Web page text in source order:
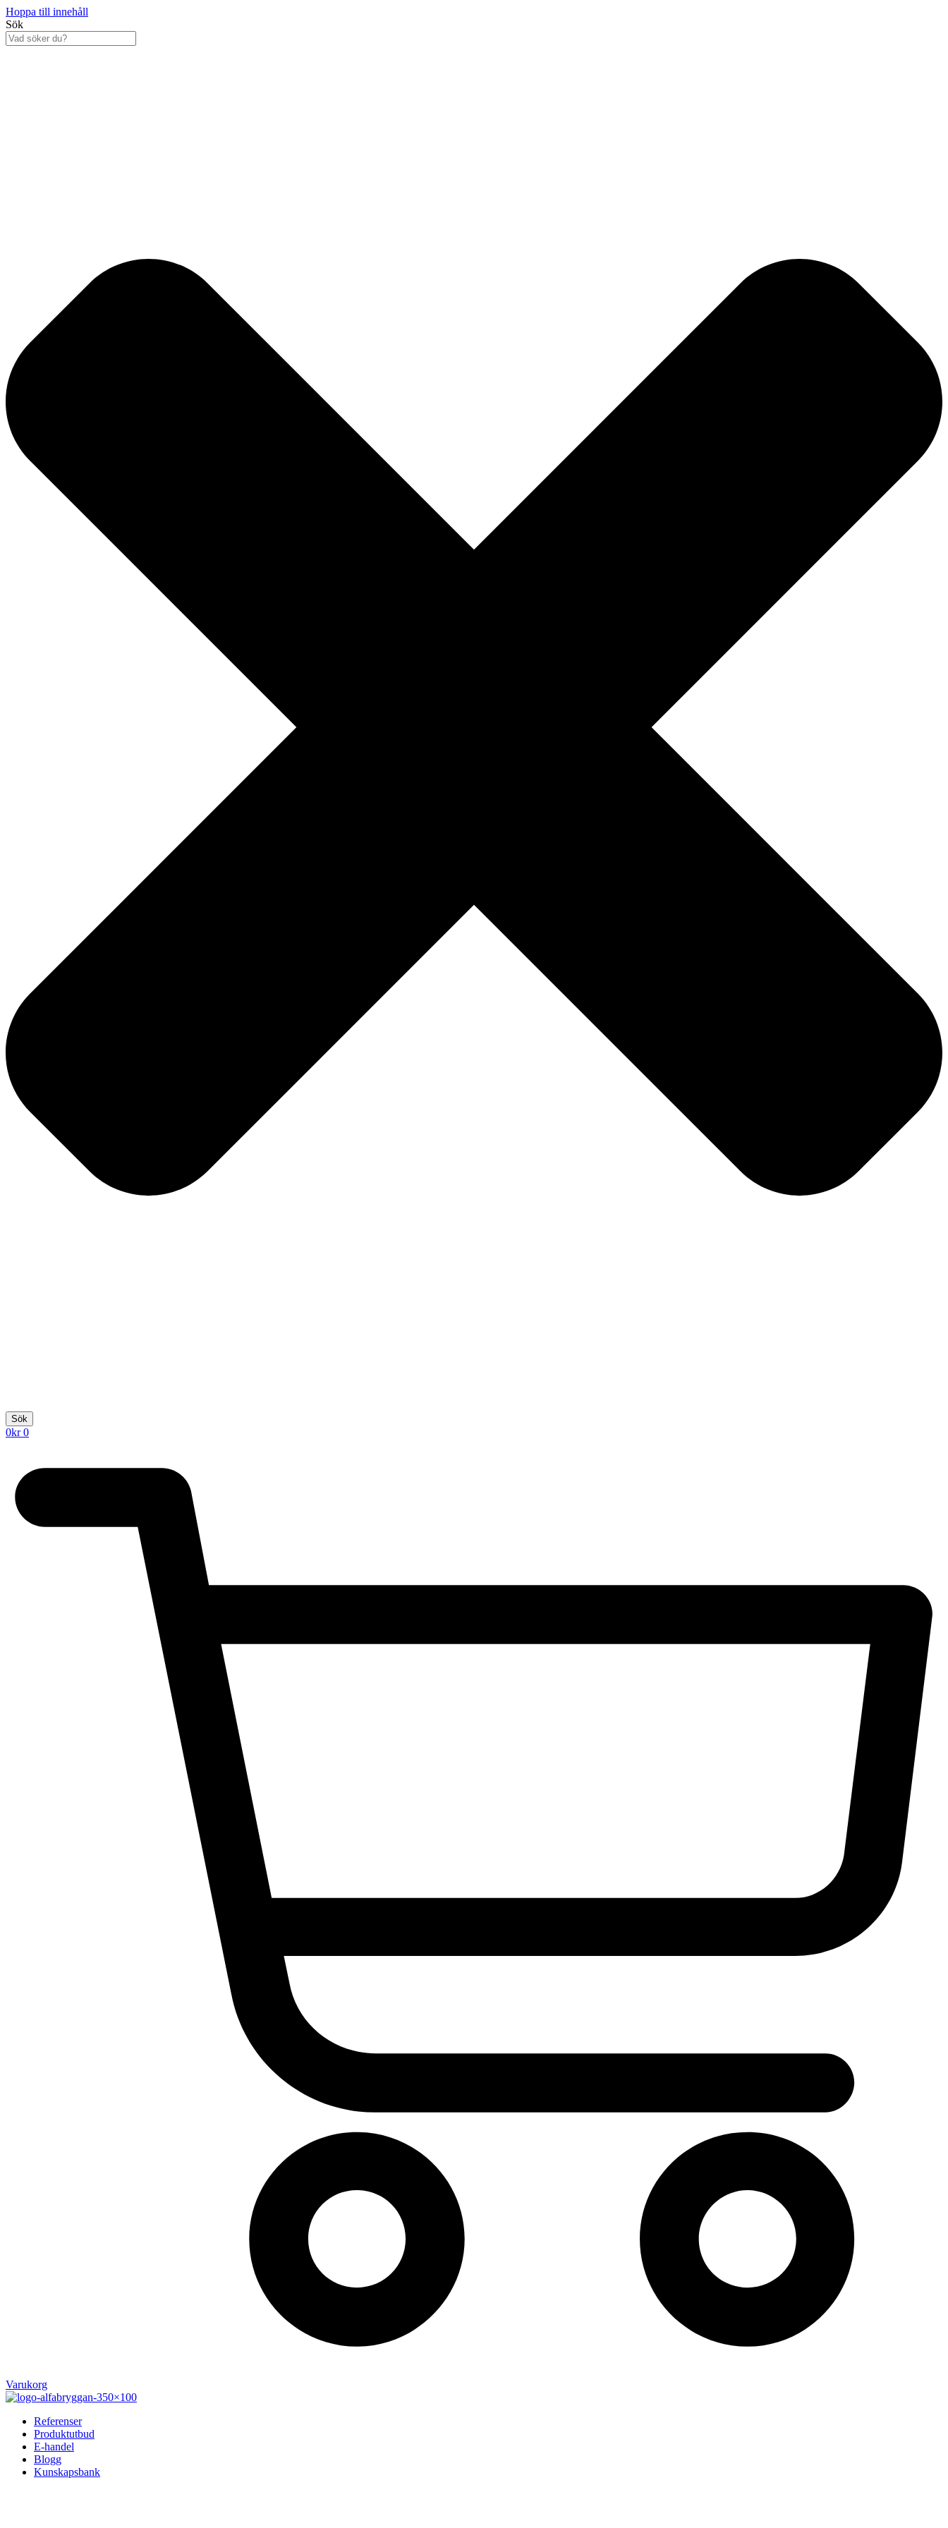
Hoppa till innehåll
Sök
Sök
0kr 0
Varukorg
Referenser
Produktutbud
E-handel
Blogg
Kunskapsbank